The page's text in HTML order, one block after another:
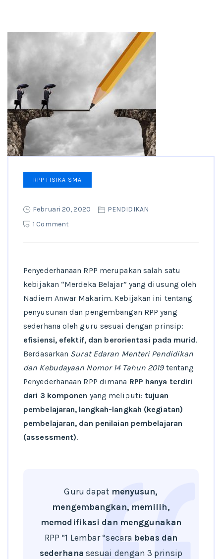
RPP FISIKA SMA
Februari 20, 2020
PENDIDIKAN
1 Comment
Penyederhanaan RPP merupakan salah satu
kebijakan “Merdeka Belajar” yang diusung oleh
Nadiem Anwar Makarim. Kebijakan ini tentang
penyusunan dan pengembangan RPP yang
sederhana oleh guru sesuai dengan prinsip:
efisiensi, efektif, dan berorientasi pada murid.
Berdasarkan Surat Edaran Menteri Pendidikan
dan Kebudayaan Nomor 14 Tahun 2019tentang
Penyederhanaan RPP dimana RPP hanya terdiri
dari 3 komponen yang meliputi: tujuan
pembelajaran, langkah-langkah (kegiatan)
pembelajaran, dan penilaian pembelajaran
(assessment).
Guru dapat menyusun,
mengembangkan, memilih,
memodifikasi dan menggunakan
RPP “1 Lembar “secara bebas dan
sederhana sesuai dengan 3 prinsip